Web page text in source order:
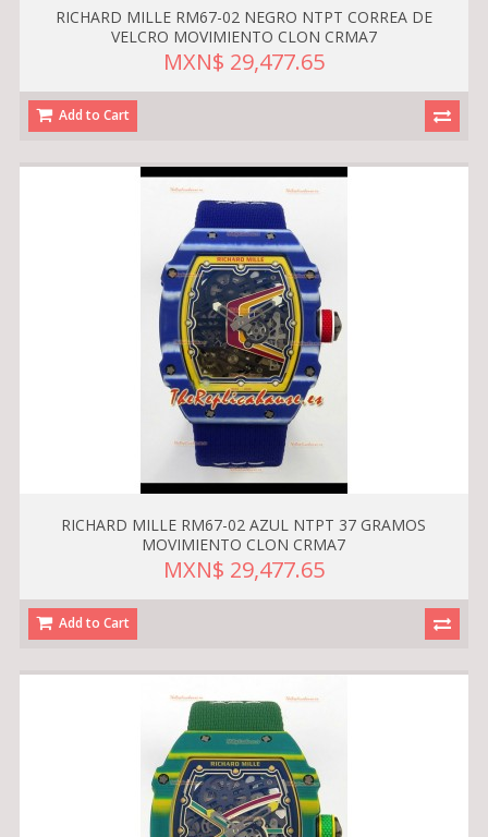
RICHARD MILLE RM67-02 NEGRO NTPT CORREA DE
VELCRO MOVIMIENTO CLON CRMA7
MXN$ 29,477.65
Add to Cart
RICHARD MILLE RM67-02 AZUL NTPT 37 GRAMOS
MOVIMIENTO CLON CRMA7
MXN$ 29,477.65
Add to Cart